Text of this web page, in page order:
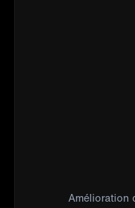
Amélioration